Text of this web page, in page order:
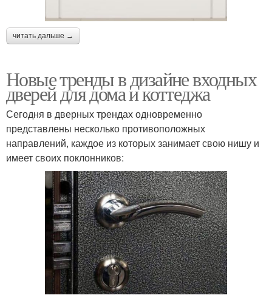
читать дальше →
Новые тренды в дизайне входных
дверей для дома и коттеджа
Сегодня в дверных трендах одновременно
представлены несколько противоположных
направлений, каждое из которых занимает свою нишу и
имеет своих поклонников: